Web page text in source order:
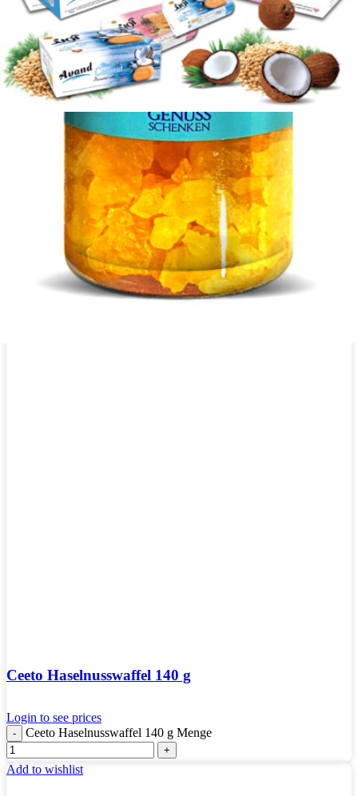
Cieeto Vanillewaffel 140 g
Login to see prices
Cieeto Vanillewaffel 140 g Menge
Add to wishlist
Ceeto Haselnusswaffel 140 g
Login to see prices
Ceeto Haselnusswaffel 140 g Menge
Add to wishlist